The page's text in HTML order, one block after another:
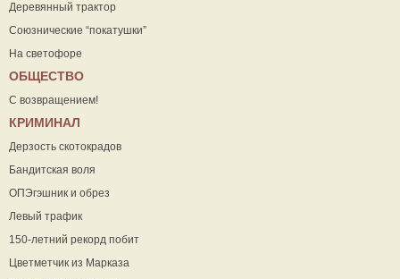
Деревянный трактор
Союзнические “покатушки”
На светофоре
ОБЩЕСТВО
С возвращением!
КРИМИНАЛ
Дерзость скотокрадов
Бандитская воля
ОПЭгэшник и обрез
Левый трафик
150-летний рекорд побит
Цветметчик из Марказа